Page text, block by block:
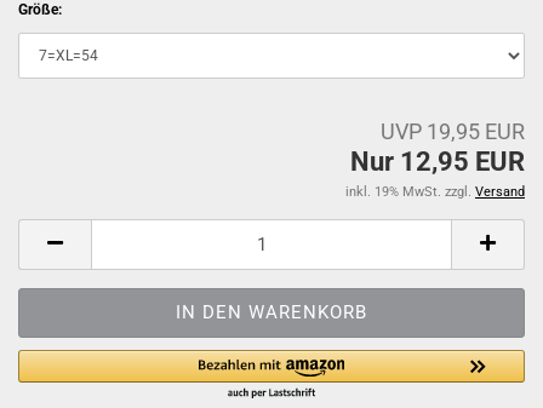
Größe:
UVP 19,95 EUR
Nur 12,95 EUR
inkl. 19% MwSt. zzgl. Versand